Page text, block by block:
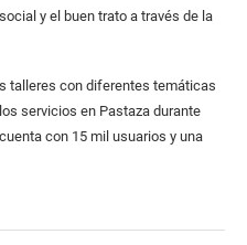
y el buen trato a través de la
talleres con diferentes temáticas
servicios en Pastaza durante
con 15 mil usuarios y una